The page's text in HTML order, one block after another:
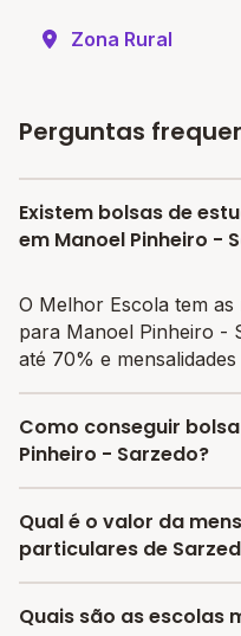
Zona Rural
Perguntas
Existem bolsas de
em Manoel Pinheiro -
O Melhor Escola tem
para Manoel Pinheiro -
até 70% e
Como conseguir
Pinheiro - Sarzedo?
O programa de bolsa
vagas com até 80% de
pré-matrícula no site.
Qual é o valor da
particulares de
A média da
Quais são as escolas